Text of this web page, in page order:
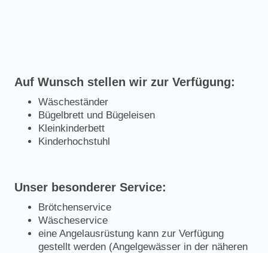
Auf Wunsch stellen wir zur Verfügung:
Wäscheständer
Bügelbrett und Bügeleisen
Kleinkinderbett
Kinderhochstuhl
Unser besonderer Service:
Brötchenservice
Wäscheservice
eine Angelausrüstung kann zur Verfügung
gestellt werden (Angelgewässer in der näheren